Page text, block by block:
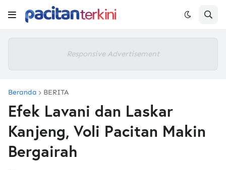
Responsive Advertisement
Beranda BERITA
Efek Lavani dan Laskar
Kanjeng, Voli Pacitan Makin
Bergairah